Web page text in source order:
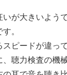
が大きいよう
。
スピードが違っ
聴力検査の機